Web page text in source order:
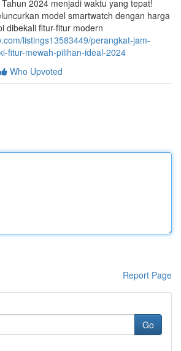
2024 menjadi waktu yang tepat!
model smartwatch dengan harga
dibekali fitur-fitur modern
listings13583449/perangkat-jam-
fitur-mewah-pilihan-ideal-2024
Who Upvoted
Report Page
Go